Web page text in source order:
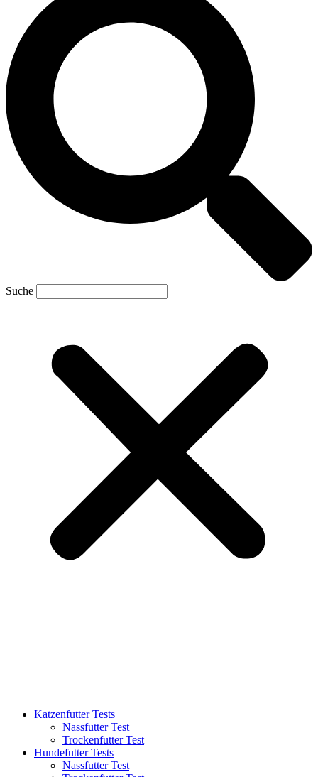
Suche
Katzenfutter Tests
Nassfutter Test
Trockenfutter Test
Hundefutter Tests
Nassfutter Test